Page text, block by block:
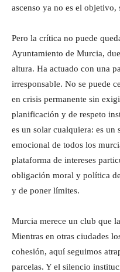
ascenso ya no es el objetivo,
Pero la crítica no puede
Ayuntamiento de Murcia,
altura. Ha actuado con una
irresponsable. No se puede
en crisis permanente sin
planificación y de respeto
es un solar cualquiera: es
emocional de todos los
plataforma de intereses
obligación moral y política
y de poner límites.
Murcia merece un club que
Mientras en otras ciudades
cohesión, aquí seguimos
parcelas. Y el silencio